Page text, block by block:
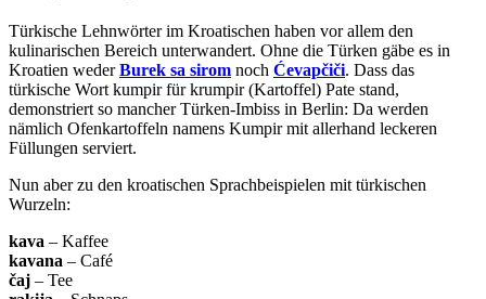
Türkische Lehnwörter im Kroatischen haben vor allem den
kulinarischen Bereich unterwandert. Ohne die Türken gäbe es in
Kroatien wederBurek sa sirom noch Ćevapčiči. Dass das
türkische Wort kumpir für krumpir (Kartoffel) Pate stand,
demonstriert so mancher Türken-Imbiss in Berlin: Da werden
nämlich Ofenkartoffeln namens Kumpir mit allerhand leckeren
Füllungen serviert.
Nun aber zu den kroatischen Sprachbeispielen mit türkischen
Wurzeln:
kava – Kaffee
kavana – Café
čaj – Tee